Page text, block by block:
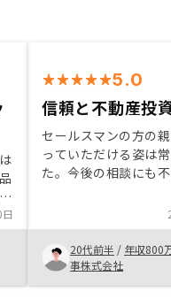
5.0
信頼と不動産投
セールスマンの方の
っていただける姿は
た。今後の相談にも
決めました。色々不
ますので、妥協する
る会社やセールスマ
した上での購入をお勧
20代前半 / 年収800
事株式会社